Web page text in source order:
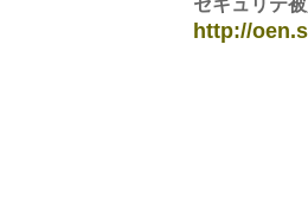
セキュリテ
http://